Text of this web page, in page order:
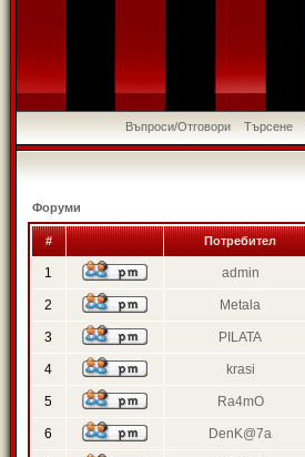
Въпроси/Отговори Търсене
Форуми
# Потребител
1 admin
2 Metala
3 PILATA
4 krasi
5 Ra4mO
6 DenK@7a